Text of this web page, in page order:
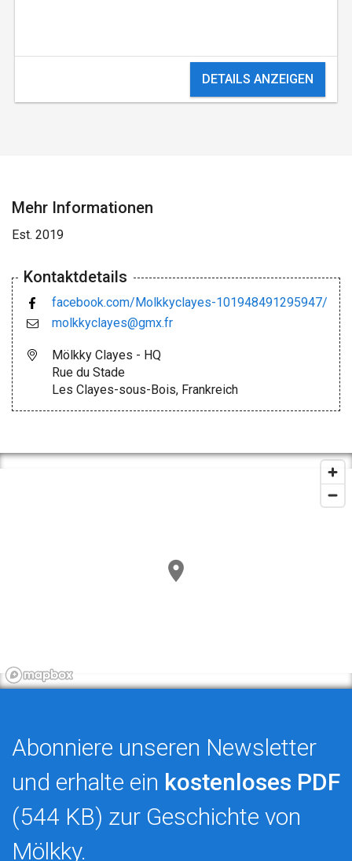
DETAILS ANZEIGEN
Mehr Informationen
Est. 2019
Kontaktdetails
facebook.com/Molkkyclayes-101948491295947/
molkkyclayes@gmx.fr
Mölkky Clayes - HQ
Rue du Stade
Les Clayes-sous-Bois, Frankreich
Abonniere unseren Newsletter
und erhalte ein kostenloses PDF
(544 KB) zur Geschichte von
Mölkky.